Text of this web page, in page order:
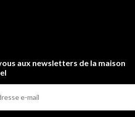
aux newsletters de la maison